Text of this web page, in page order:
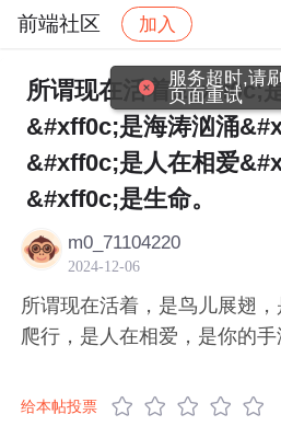
前端社区 加入
社区 前端社区 感慨
所谓现在活着&#xff0c;
&#xff0c;是海涛汹涌
&#xff0c;是人在相爱
&#xff0c;是生命。
m0_71104220
2024-12-06
所谓现在活着，是鸟儿展翅
爬行，是人在相爱，是你的手
给本帖投票
服务超时,请
页面重试